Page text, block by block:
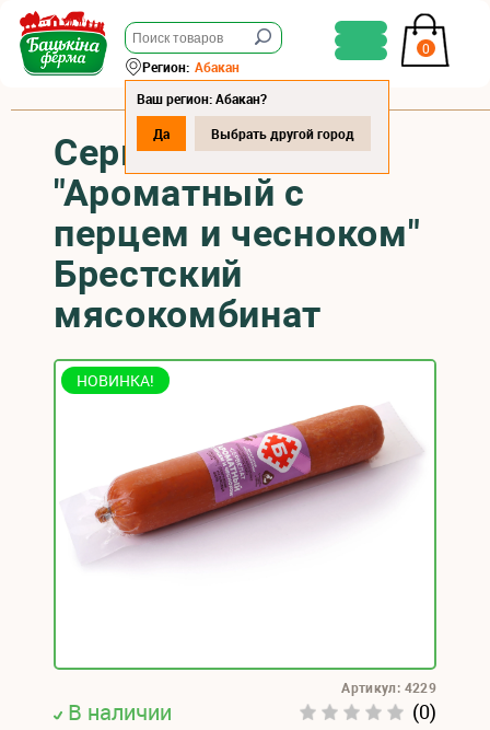
0
Регион: Абакан
Ваш регион: Абакан?
Да
Выбрать другой город
Сервелат
"Ароматный с
перцем и чесноком"
Брестский
мясокомбинат
НОВИНКА!
В наличии (0)
Артикул: 4229